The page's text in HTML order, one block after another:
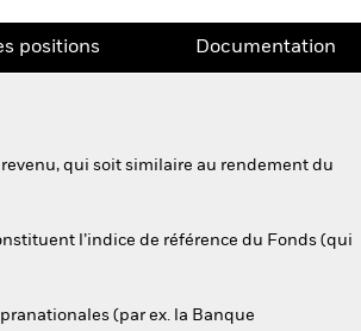
positions Documentation
qui soit similaire au rendement du
l’indice de référence du Fonds (qui
(par ex. la Banque